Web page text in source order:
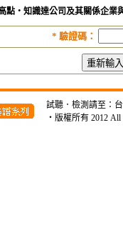
點‧知識達公司及其關係企業
* 驗證碼：
試聽．檢測請至：
‧版權所有 2012